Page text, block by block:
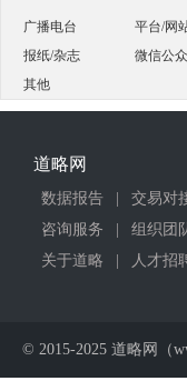
广播电台
平台/网
报纸/杂志
微信公
其他
道略网
数据报告 交易对
咨询服务
组织团
关于道略
人才招
© 2015-2025 道略网（